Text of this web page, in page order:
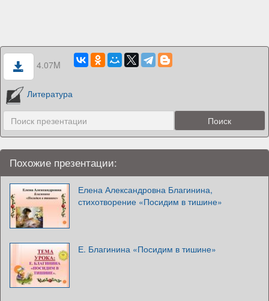
4.07M
Литература
Похожие презентации:
Елена Александровна Благинина,
стихотворение «Посидим в тишине»
Е. Благинина «Посидим в тишине»